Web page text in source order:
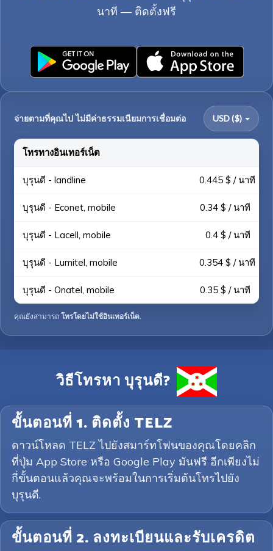
นาที — ติดตั้งฟรี
จ่ายตามที่คุณไป ไม่มีค่าธรรมเนียมการเชื่อมต่อ USD ($)
โทรทางอินเทอร์เน็ต
บุรุนดี - landline 0.445 $ / นาที
บุรุนดี - Econet, mobile 0.34 $ / นาที
บุรุนดี - Lacell, mobile 0.4 $ / นาที
บุรุนดี - Lumitel, mobile 0.354 $ / นาที
บุรุนดี - Onatel, mobile 0.35 $ / นาที
คุณยังสามารถ โทรโดยไม่ใช้อินเทอร์เน็ต.
วิธีโทรหา บุรุนดี?
ขั้นตอนที่ 1. ติดตั้ง TELZ
ดาวน์โหลด TELZ ไปยังสมาร์ทโฟนของคุณโดยคลิก
ที่ปุ่ม App Store หรือ Google Play มันฟรี อีกเพียงไม่
กี่ขั้นตอนแล้วคุณจะพร้อมในการเริ่มต้นโทรไปยัง
บุรุนดี.
ขั้นตอนที่ 2. ลงทะเบียนและรับเครดิต